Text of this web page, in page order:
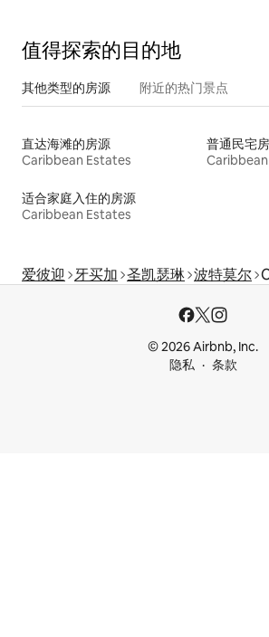
值得探索的目的地
其他类型的房源 附近的热门景点
直达海滩的房源
Caribbean Estates
普通民宅
适合家庭入住的房源
Caribbean Estates
爱彼迎 牙买加 圣凯瑟琳 波特莫尔
© 2026 Airbnb, Inc.
隐私
条款